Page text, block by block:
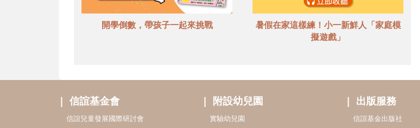
開學倒數，帶孩子一起來挑戰
暑假在家這樣練！小一新鮮人「家庭模
擬遊戲」
信誼基金會
信誼兒童發展國際研討會
附設幼兒園
實驗幼兒園
出版服務
信誼基金出版社